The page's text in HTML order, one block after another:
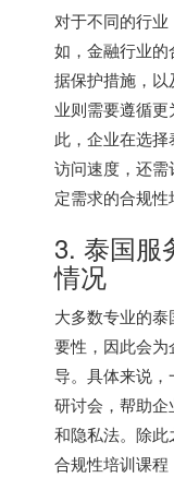
对于不同的行
如，金融行业
据保护措施，
业则需要遵循
此，企业在选
访问速度，还
定需求的合规性
3. 泰国服
情况
大多数专业的
要性，因此会
导。具体来说
研讨会，帮助
和隐私法。除
合规性培训课